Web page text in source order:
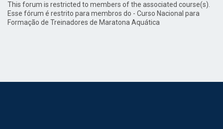
This forum is restricted to members of the associated course(s).
Esse fórum é restrito para membros do - Curso Nacional para
Formação de Treinadores de Maratona Aquática